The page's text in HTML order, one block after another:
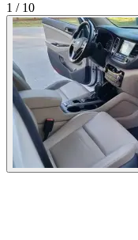
1 / 10